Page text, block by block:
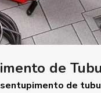
de
de